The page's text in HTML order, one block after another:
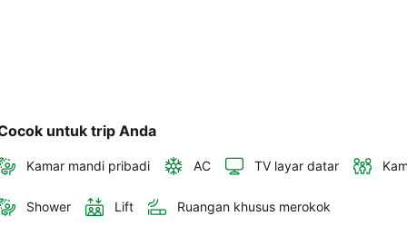
untuk trip Anda
Kamar mandi pribadi AC TV layar datar
Shower Lift Ruangan khusus merokok